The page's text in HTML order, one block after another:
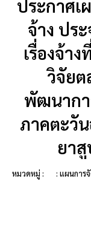
ประกาศ
จ้าง ปร
เรื่องจ้า
วิจัยต
พัฒนากา
ภาคตะวั
ยา
หมวดหมู่ : : แผนการ